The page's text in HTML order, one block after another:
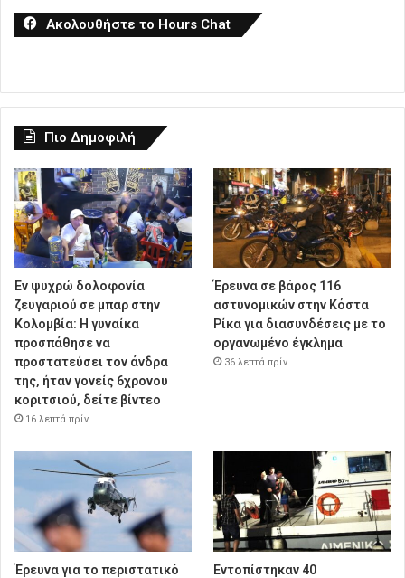
Ακολουθήστε το Hours Chat
Πιο Δημοφιλή
Εν ψυχρώ δολοφονία
ζευγαριού σε μπαρ στην
Κολομβία: Η γυναίκα
προσπάθησε να
προστατεύσει τον άνδρα
της, ήταν γονείς 6χρονου
κοριτσιού, δείτε βίντεο
16 λεπτά πρίν
Έρευνα σε βάρος 116
αστυνομικών στην Κόστα
Ρίκα για διασυνδέσεις με το
οργανωμένο έγκλημα
36 λεπτά πρίν
Έρευνα για το περιστατικό
Εντοπίστηκαν 40